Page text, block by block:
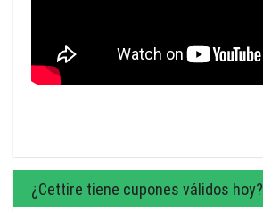
¿Cettire tiene cupones válidos hoy?